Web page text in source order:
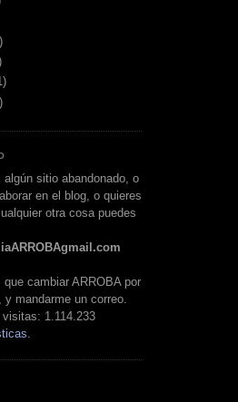
sitio abandonado, o
en el blog, o quieres
otra cosa puedes
cambiar ARROBA por
y mandarme un correo.
visitas: 1.114.233